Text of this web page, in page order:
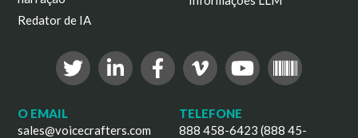
Redator de IA
O EMAIL
sales@voicecrafters.com
TELEFONE
888 458-6423 (888 45-